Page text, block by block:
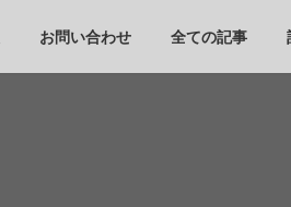
お問い合わせ 全ての記事